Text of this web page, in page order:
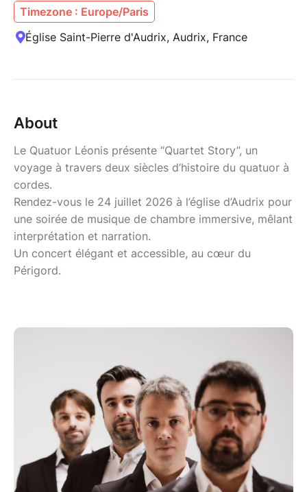
Timezone : Europe/Paris
Église Saint-Pierre d'Audrix, Audrix, France
About
Le Quatuor Léonis présente “Quartet Story”, un
voyage à travers deux siècles d’histoire du quatuor à
cordes.
Rendez-vous le 24 juillet 2026 à l’église d’Audrix pour
une soirée de musique de chambre immersive, mêlant
interprétation et narration.
Un concert élégant et accessible, au cœur du
Périgord.